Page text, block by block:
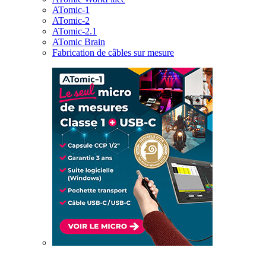
ATomic-1
ATomic-2
ATomic-2.1
ATomic Brain
Fabrication de câbles sur mesure